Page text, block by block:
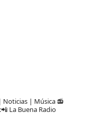
Noticias | Música📻
La Buena Radio